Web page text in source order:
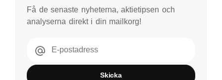
Få de senaste nyheterna, aktietipsen och
analyserna direkt i din mailkorg!
E-postadress
Skicka